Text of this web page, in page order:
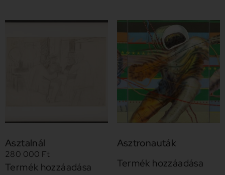
Asztalnál
280 000 Ft
Termék hozzáadása
Asztronauták
Termék hozzáadása